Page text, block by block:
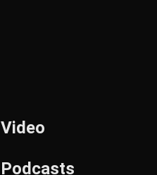
Video
Podcasts